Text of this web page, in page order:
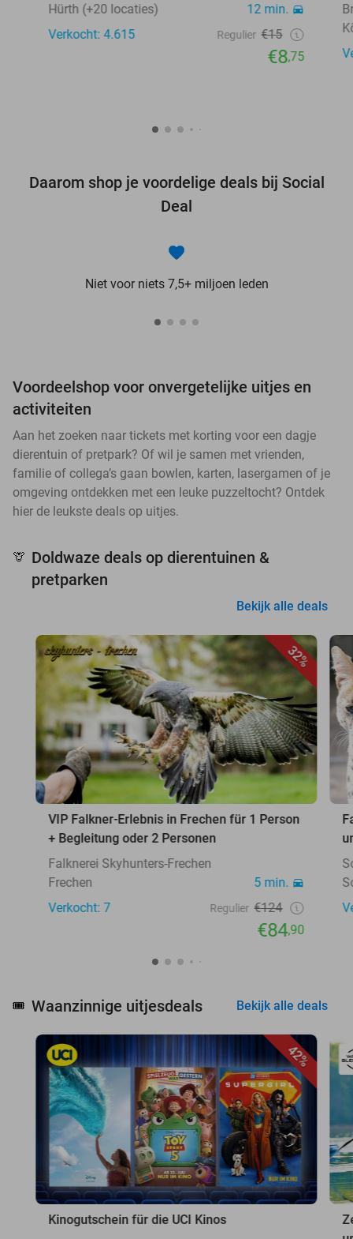
Hürth (+20 locaties)
12 min.
Verkocht: 4.615
Regulier €15
€8,75
Daarom shop je voordelige deals bij Social
Deal
Niet voor niets 7,5+ miljoen leden
Voordeelshop voor onvergetelijke uitjes en
activiteiten
Aan het zoeken naar tickets met korting voor een dagje
dierentuin of pretpark? Of wil je samen met vrienden,
familie of collega’s gaan bowlen, karten, lasergamen of je
omgeving ontdekken met een leuke puzzeltocht? Ontdek
hier de leukste deals op uitjes.
🦒 Doldwaze deals op dierentuinen &
pretparken
Bekijk alle deals
32%
VIP Falkner-Erlebnis in Frechen für 1 Person
+ Begleitung oder 2 Personen
Falknerei Skyhunters-Frechen
Frechen
5 min.
Verkocht: 7
Regulier €124
€84,90
🎟️ Waanzinnige uitjesdeals Bekijk alle deals
42%
Kinogutschein für die UCI Kinos